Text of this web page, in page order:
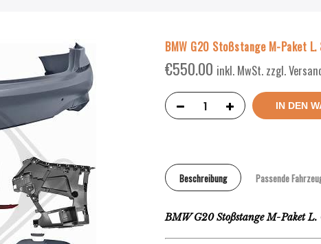
BMW G20 Stoßstange M-Paket
€550.00 inkl. MwSt. zzgl.
IN DEN
Beschreibung Passende
BMW G20 Stoßstange M-Paket